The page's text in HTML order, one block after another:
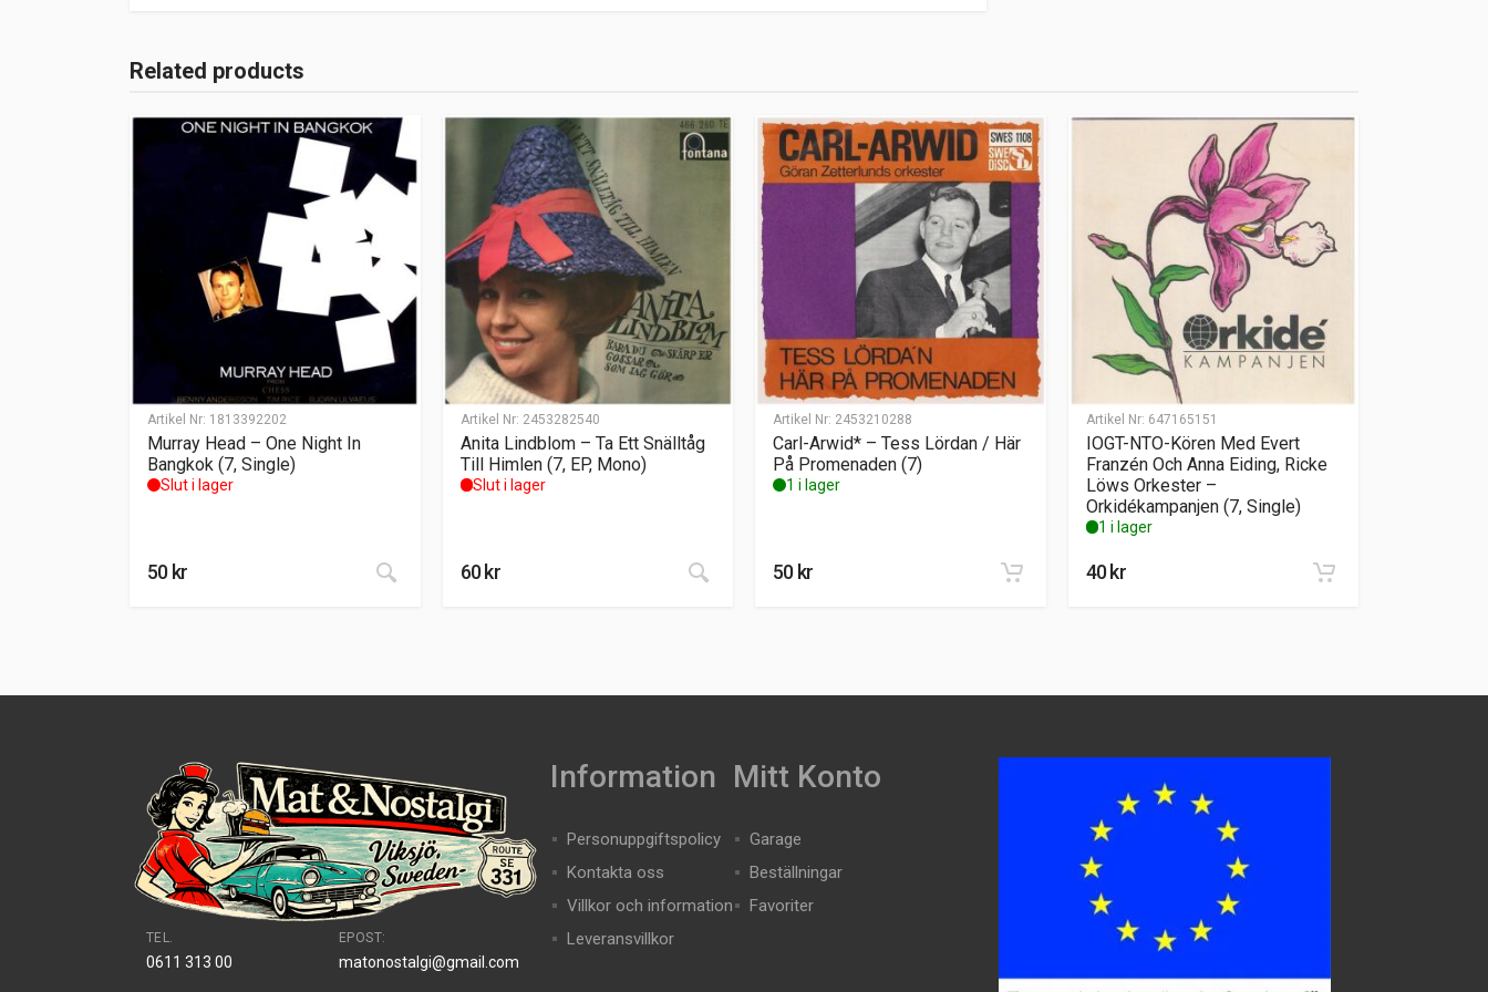
Related products
Artikel Nr: 1813392202
Murray Head – One Night In
Bangkok (7, Single)
Slut i lager
50kr
Artikel Nr: 2453282540
Anita Lindblom – Ta Ett Snälltåg
Till Himlen (7, EP, Mono)
Slut i lager
60kr
Artikel Nr: 2453210288
Carl-Arwid* – Tess Lördan / Här
På Promenaden (7)
1 i lager
50kr
Artikel Nr: 647165151
IOGT-NTO-Kören Med Evert
Franzén Och Anna Eiding, Ricke
Löws Orkester –
Orkidékampanjen (7, Single)
1 i lager
40kr
TEL.
0611 313 00
EPOST:
matonostalgi@gmail.com
Information
Personuppgiftspolicy
Kontakta oss
Villkor och information
Leveransvillkor
Mitt Konto
Garage
Beställningar
Favoriter